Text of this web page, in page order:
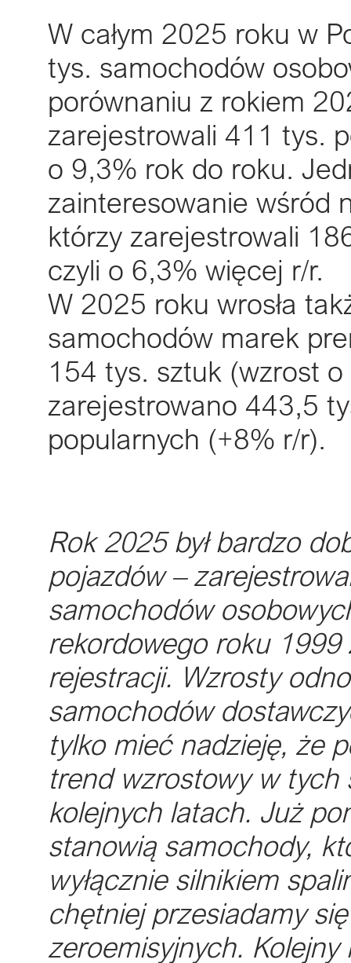
W całym 2025 roku w
tys. samochodów
porównaniu z rokiem
zarejestrowali 411 tys.
o 9,3% rok do roku.
zainteresowanie wśród
którzy zarejestrowali
czyli o 6,3% więcej r/r.
W 2025 roku wrosła
samochodów marek
154 tys. sztuk (wzrost
zarejestrowano 443,5
popularnych (+8% r/r).
Rok 2025 był bardzo
pojazdów –
samochodów
rekordowego roku
rejestracji. Wzrosty
samochodów
tylko mieć nadzieję, że
trend wzrostowy w
kolejnych latach. Już
stanowią samochody,
wyłącznie silnikiem
chętniej przesiadamy
zeroemisyjnych.